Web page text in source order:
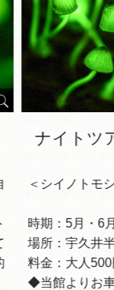
ナイトツ
＜シイノトモ
時期：5月・6
場所：宇久井
料金：大人
◆当館よりお